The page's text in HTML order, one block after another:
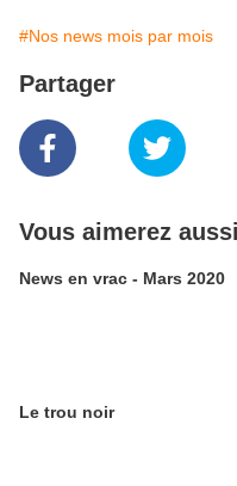
#Nos news mois par mois
Partager
Vous aimerez aussi
News en vrac - Mars 2020
Le trou noir